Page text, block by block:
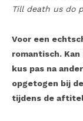
Till death us do
Voor een
romantisch.
kus pas na
opgetogen bij
tijdens de